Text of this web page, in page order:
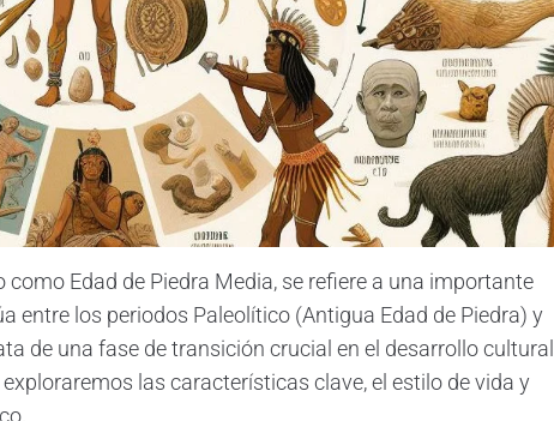
Edad de Piedra Media, se refiere a una importante
entre los periodos Paleolítico (Antigua Edad de Piedra) y
de una fase de transición crucial en el desarrollo cultural
las características clave, el estilo de vida y